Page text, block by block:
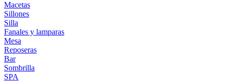
Macetas
Sillones
Silla
Fanales y lamparas
Mesa
Reposeras
Bar
Sombrilla
SPA